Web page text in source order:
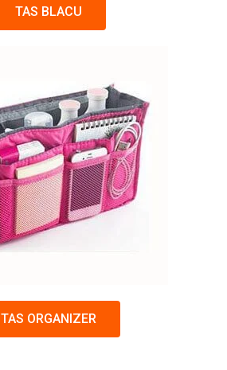
TAS BLACU
TAS ORGANIZER